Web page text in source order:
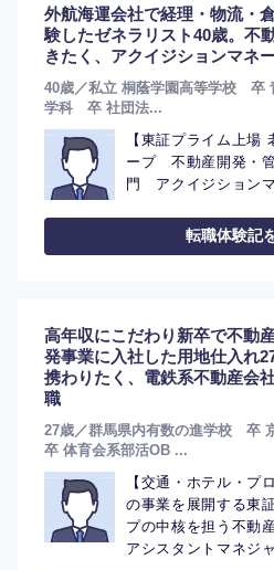
選択
選択
選択
選択
外航海運会社で経理・物流・
験したゼネラリスト40歳。不
きたく、アクイジションマネ
40歳／私立 桐蔭学園高等学校 卒
学科 卒 社団法...
【東証プライム上場
ープ 不動産開発・
門 アクイジション
転職体験記
高年収にこだわり新卒で不動
発事業に入社した用地仕入れ
携わりたく、電鉄系不動産会
職
27歳／群馬県内有数の進学校 卒
卒 体育会系部活OB ...
【交通・ホテル・プ
の事業を展開する東
プの中核を担う不動
アシスタントマネジ